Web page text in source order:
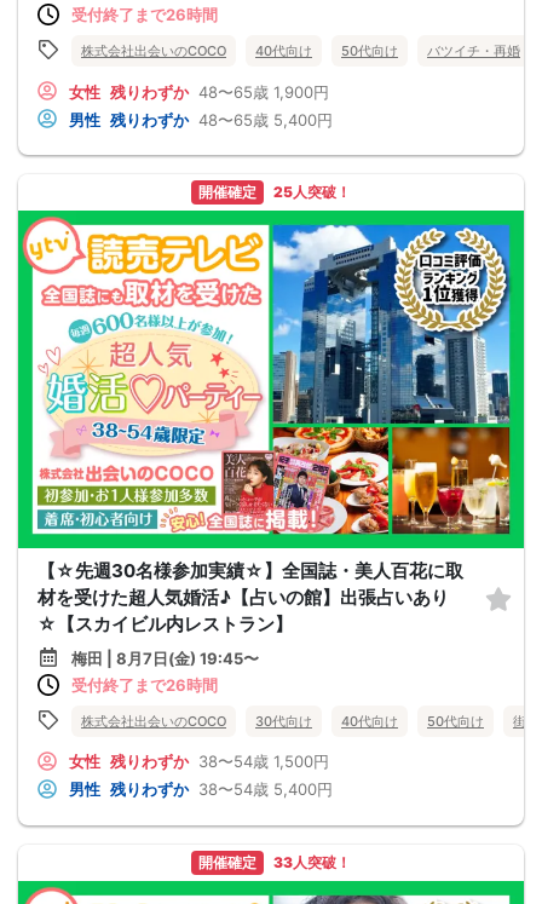
受付終了まで26時間
株式会社出会いのCOCO 40代向け 50代向け バツイチ・再婚
女性 残りわずか 48〜65歳 1,900円
男性 残りわずか 48〜65歳 5,400円
開催確定 25人突破！
【☆先週30名様参加実績☆】全国誌・美人百花に取
材を受けた超人気婚活♪【占いの館】出張占いあり
☆【スカイビル内レストラン】
梅田 | 8月7日(金) 19:45〜
受付終了まで26時間
株式会社出会いのCOCO 30代向け 40代向け 50代向け 街
女性 残りわずか 38〜54歳 1,500円
男性 残りわずか 38〜54歳 5,400円
開催確定 33人突破！